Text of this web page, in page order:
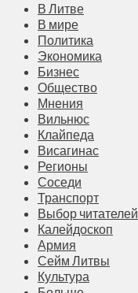
В Литве
В мире
Политика
Экономика
Бизнес
Общество
Мнения
Вильнюс
Клайпеда
Висагинас
Регионы
Соседи
Транспорт
Выбор читателей
Калейдоскоп
Армия
Сейм Литвы
Культура